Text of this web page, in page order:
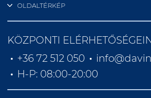
OLDALTÉRKÉP
KÖZPONTI
+36 72 512 050
H-P: 08:00-20:00